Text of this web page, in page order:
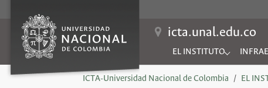
icta.unal.edu.co
EL INSTITUTO
Submenu for "EL
You are here:
ICTA-Universidad Nacional de Colombia
EL